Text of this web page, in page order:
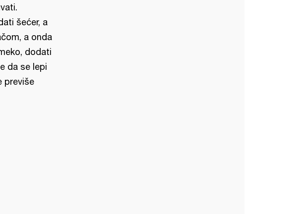
šećer, a
a onda
dodati
da se lepi
previše